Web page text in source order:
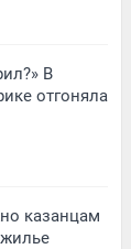
В
отгоняла
казанцам